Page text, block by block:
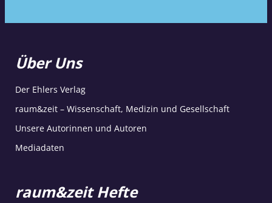
Über Uns
Der Ehlers Verlag
raum&zeit – Wissenschaft, Medizin und Gesellschaft
Unsere Autorinnen und Autoren
Mediadaten
raum&zeit Hefte